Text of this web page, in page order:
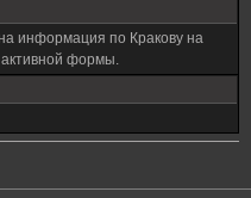
информация по Кракову на
активной формы.